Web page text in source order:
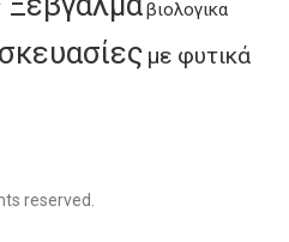
βιολογικα
με φυτικά
reserved.